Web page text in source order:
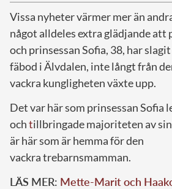
Vissa nyheter värmer mer än
något alldeles extra glädjande att
och prinsessan Sofia, 38, har
fäbod i Älvdalen, inte långt från
vackra kungligheten växte upp.
Det var här som prinsessan Sofia
ochtillbringade majoriteten av
är här som är hemma för den
vackra trebarnsmamman.
LÄS MER: Mette-Marit och